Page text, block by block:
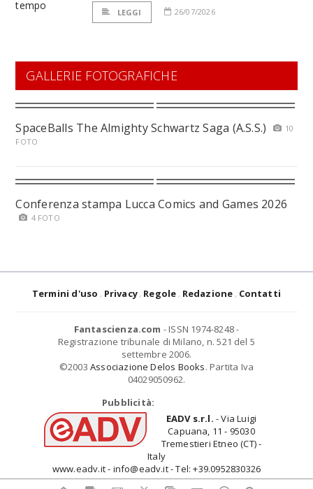
LEGGI 26/07/2026
GALLERIE FOTOGRAFICHE
SpaceBalls The Almighty Schwartz Saga (A.S.S.)
10
FOTO
Conferenza stampa Lucca Comics and Games 2026
4 FOTO
Termini d'uso Privacy Regole Redazione Contatti
Fantascienza.com - ISSN 1974-8248 -
Registrazione tribunale di Milano, n. 521 del 5
settembre 2006.
©2003 Associazione Delos Books. Partita Iva
04029050962.
Pubblicità:
EADV s.r.l. - Via Luigi
Capuana, 11 - 95030
Tremestieri Etneo (CT) -
Italy
www.eadv.it - info@eadv.it - Tel: +39.0952830326